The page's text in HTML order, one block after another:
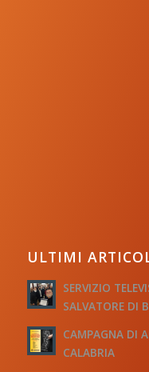
ULTIMI
SERVIZIO
SALVATORE DI
CAMPAGNA DI
CALABRIA